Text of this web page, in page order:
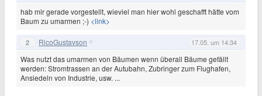
hab mir gerade vorgestellt, wieviel man hier wohl geschafft hätte vom
Baum zu umarmen ;-) <link>
2 RicoGustavson 17.05. um 14:34
Was nutzt das umarmen von Bäumen wenn überall Bäume gefällt
werden: Stromtrassen an der Autubahn, Zubringer zum Flughafen,
Ansiedeln von Industrie, usw. ...